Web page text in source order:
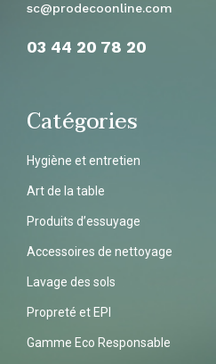
sc@prodecoonline.com
03 44 20 78 20
Catégories
Hygiène et entretien
Art de la table
Produits d’essuyage
Accessoires de nettoyage
Lavage des sols
Propreté et EPI
Gamme Eco Responsable